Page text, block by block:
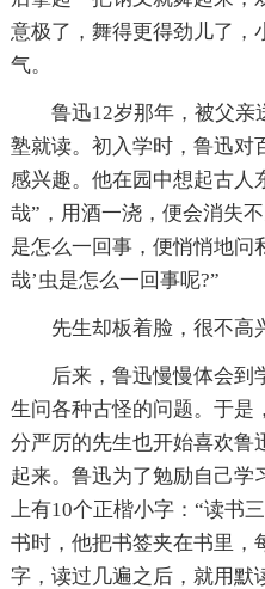
意极了，舞得更得劲儿了，
气。
鲁迅12岁那年，被父亲
塾就读。初入学时，鲁迅对
感兴趣。他在园中想起古人
哉”，用酒一浇，便会消失
是怎么一回事，便悄悄地问
哉’虫是怎么一回事呢?”
先生却板着脸，很不高
后来，鲁迅慢慢体会到
生问各种古怪的问题。于是
分严厉的先生也开始喜欢鲁
起来。鲁迅为了勉励自己学
上有10个正楷小字：“读书
书时，他把书签夹在书里，
字，读过几遍之后，就用默